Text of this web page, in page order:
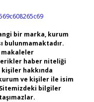
bir marka, kurum
bulunmamaktadır.
makaleler
haber niteliği
hakkında
ve kişiler ile isim
bilgiler